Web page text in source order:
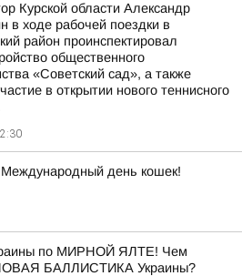
Курской области Александр
в ходе рабочей поездки в
район проинспектировал
общественного
«Советский сад», а также
в открытии нового теннисного
день кошек!
по МИРНОЙ ЯЛТЕ! Чем
БАЛЛИСТИКА Украины?